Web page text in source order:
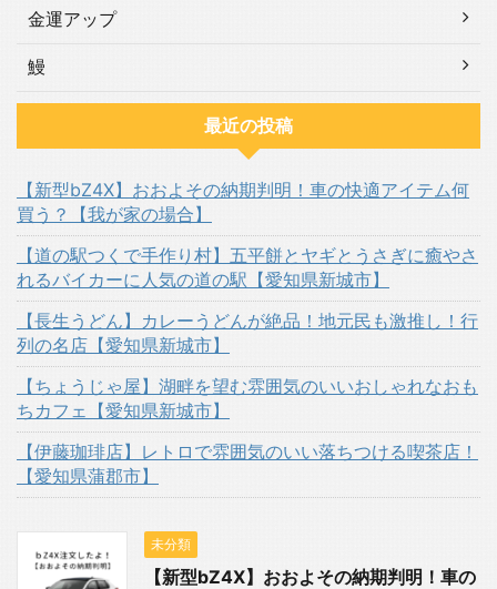
金運アップ
鰻
最近の投稿
【新型bZ4X】おおよその納期判明！車の快適アイテム何
買う？【我が家の場合】
【道の駅つくで手作り村】五平餅とヤギとうさぎに癒やさ
れるバイカーに人気の道の駅【愛知県新城市】
【長生うどん】カレーうどんが絶品！地元民も激推し！行
列の名店【愛知県新城市】
【ちょうじゃ屋】湖畔を望む雰囲気のいいおしゃれなおも
ちカフェ【愛知県新城市】
【伊藤珈琲店】レトロで雰囲気のいい落ちつける喫茶店！
【愛知県蒲郡市】
未分類
【新型bZ4X】おおよその納期判明！車の